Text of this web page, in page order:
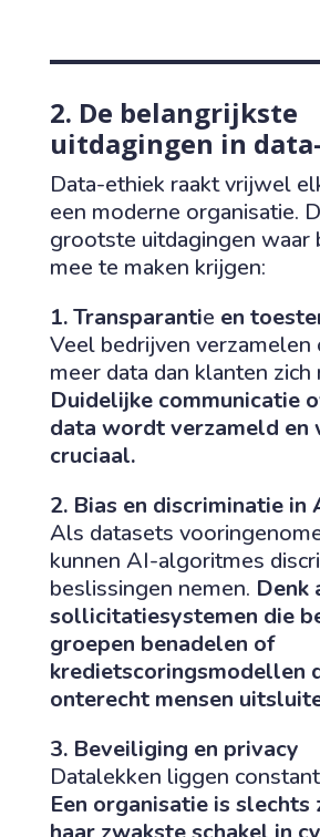
2. De belangrijkste
uitdagingen in
Data-ethiek raakt vrijwel
een moderne organisatie.
grootste uitdagingen waar
mee te maken krijgen:
1. Transparantie en
Veel bedrijven
meer data dan klanten zich
Duidelijke communicatie
data wordt verzameld en
cruciaal.
2. Bias en discriminatie in
Als datasets
kunnen AI-algoritmes
beslissingen nemen. Denk
sollicitatiesystemen die
groepen benadelen of
kredietscoringsmodellen
onterecht mensen
3. Beveiliging en privacy
Datalekken liggen
Een organisatie is slechts